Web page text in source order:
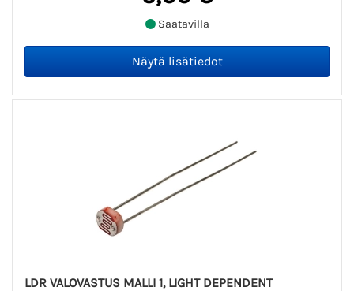
Saatavilla
LDR VALOVASTUS MALLI 1, LIGHT DEPENDENT